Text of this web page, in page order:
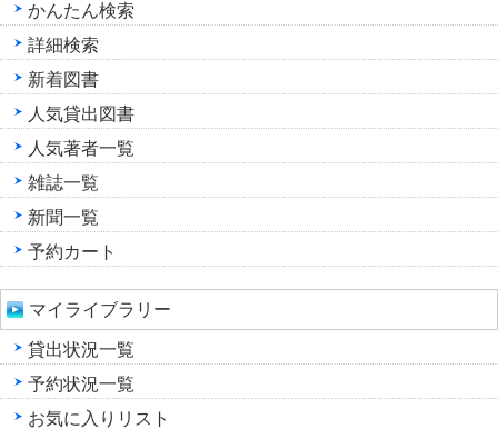
かんたん検索
詳細検索
新着図書
人気貸出図書
人気著者一覧
雑誌一覧
新聞一覧
予約カート
マイライブラリー
貸出状況一覧
予約状況一覧
お気に入りリスト